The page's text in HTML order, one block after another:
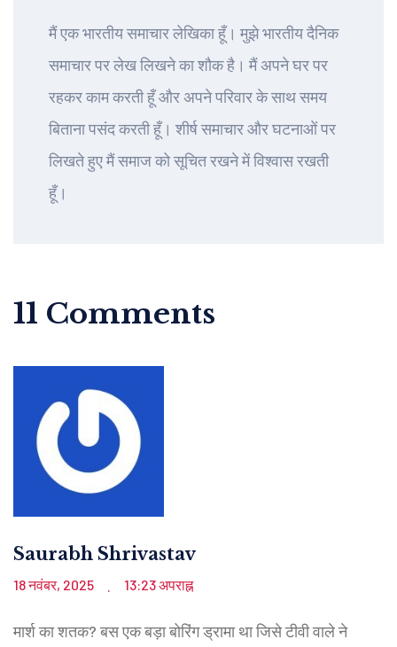
मैं एक भारतीय समाचार लेखिका हूँ। मुझे भारतीय दैनिक
समाचार पर लेख लिखने का शौक है। मैं अपने घर पर
रहकर काम करती हूँ और अपने परिवार के साथ समय
बिताना पसंद करती हूँ। शीर्ष समाचार और घटनाओं पर
लिखते हुए मैं समाज को सूचित रखने में विश्वास रखती
हूँ।
11 Comments
Saurabh Shrivastav
18 नवंबर, 2025 13:23 अपराह्न
मार्श का शतक? बस एक बड़ा बोरिंग ड्रामा था जिसे टीवी वाले ने